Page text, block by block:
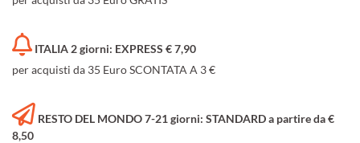
ITALIA 2 giorni: EXPRESS € 7,90
per acquisti da 35 Euro SCONTATA A 3 €
RESTO DEL MONDO 7-21 giorni: STANDARD a partire da €
8,50